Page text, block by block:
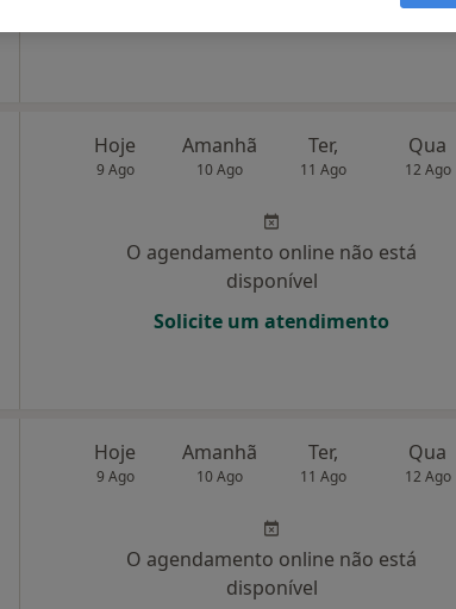
Hoje
9 Ago
Amanhã
10 Ago
Ter,
11 Ago
Qua
12 Ago
O agendamento online não está
disponível
Solicite um atendimento
Hoje
9 Ago
Amanhã
10 Ago
Ter,
11 Ago
Qua
12 Ago
O agendamento online não está
disponível